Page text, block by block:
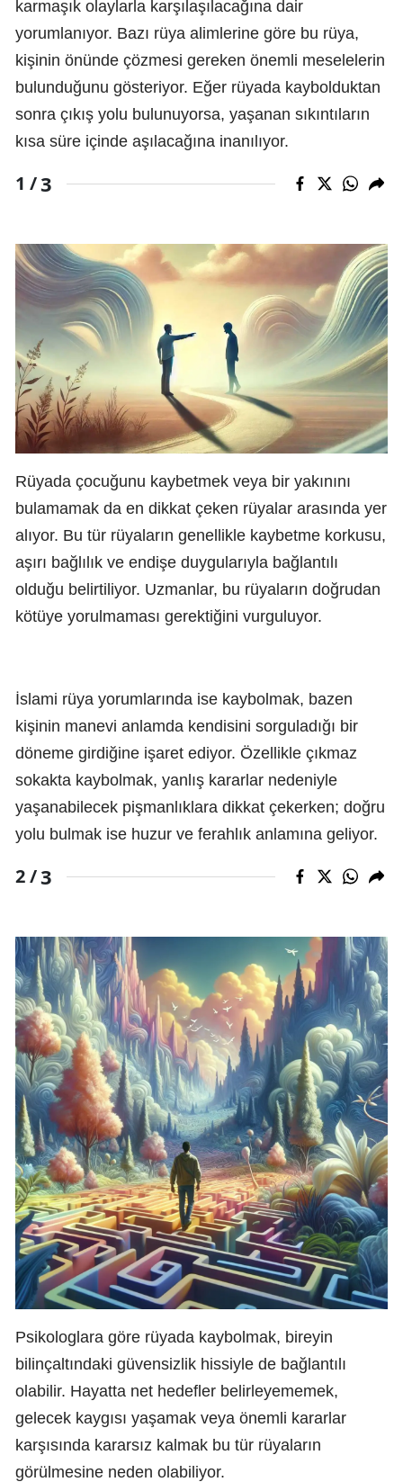
karmaşık olaylarla karşılaşılacağına dair
yorumlanıyor. Bazı rüya alimlerine göre bu rüya,
kişinin önünde çözmesi gereken önemli meselelerin
bulunduğunu gösteriyor. Eğer rüyada kaybolduktan
sonra çıkış yolu bulunuyorsa, yaşanan sıkıntıların
kısa süre içinde aşılacağına inanılıyor.
1 /3
Rüyada çocuğunu kaybetmek veya bir yakınını
bulamamak da en dikkat çeken rüyalar arasında yer
alıyor. Bu tür rüyaların genellikle kaybetme korkusu,
aşırı bağlılık ve endişe duygularıyla bağlantılı
olduğu belirtiliyor. Uzmanlar, bu rüyaların doğrudan
kötüye yorulmaması gerektiğini vurguluyor.
İslami rüya yorumlarında ise kaybolmak, bazen
kişinin manevi anlamda kendisini sorguladığı bir
döneme girdiğine işaret ediyor. Özellikle çıkmaz
sokakta kaybolmak, yanlış kararlar nedeniyle
yaşanabilecek pişmanlıklara dikkat çekerken; doğru
yolu bulmak ise huzur ve ferahlık anlamına geliyor.
2 /3
Psikologlara göre rüyada kaybolmak, bireyin
bilinçaltındaki güvensizlik hissiyle de bağlantılı
olabilir. Hayatta net hedefler belirleyememek,
gelecek kaygısı yaşamak veya önemli kararlar
karşısında kararsız kalmak bu tür rüyaların
görülmesine neden olabiliyor.